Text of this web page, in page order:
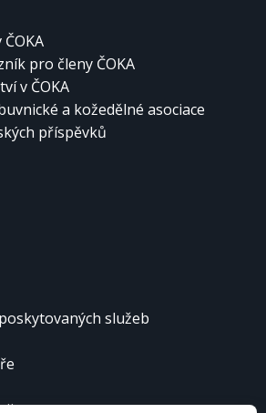
pro členy ČOKA
v ČOKA
a kožedělné asociace
příspěvků
služeb